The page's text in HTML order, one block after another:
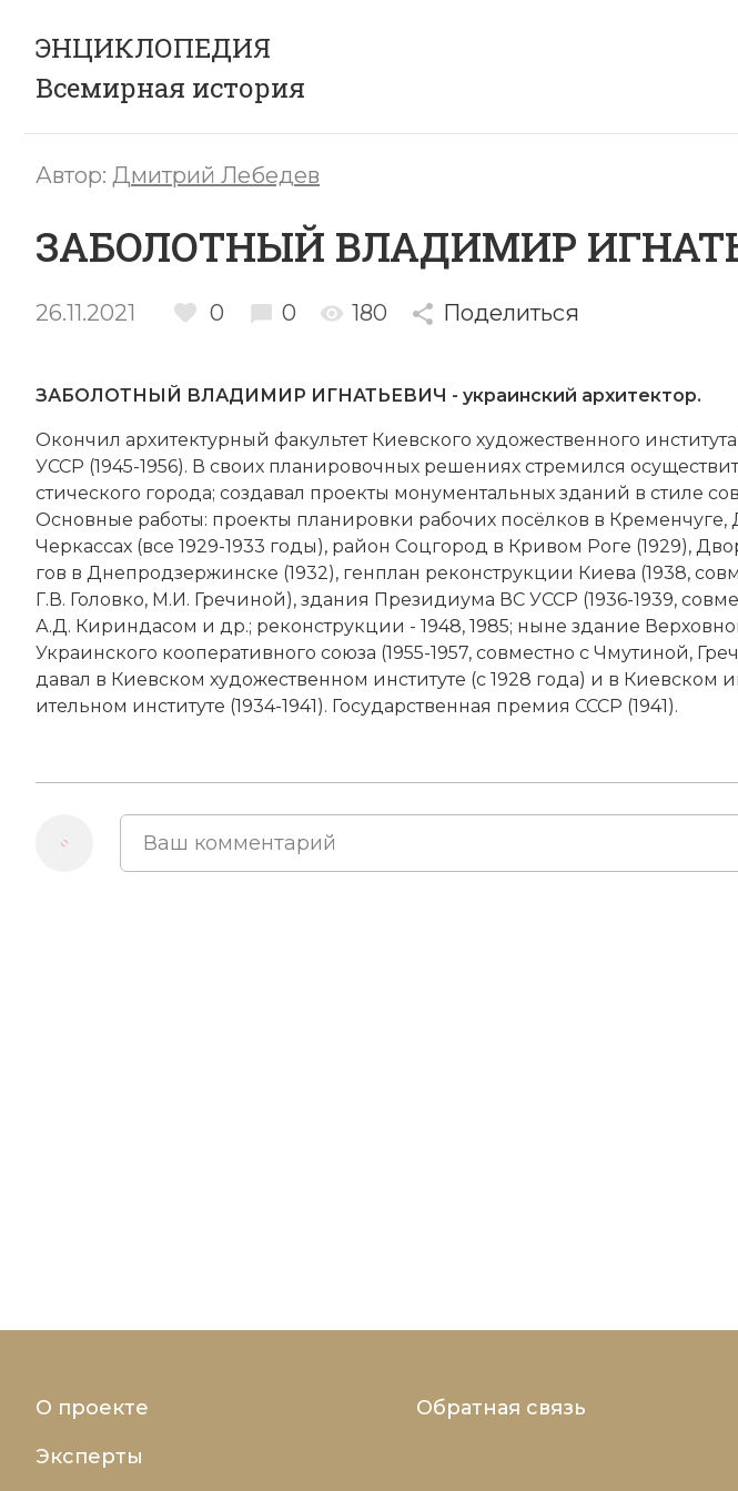
ЭНЦИКЛОПЕДИЯ
Всемирная история
Автор: Дмитрий Лебедев
ЗАБОЛОТНЫЙ ВЛАДИМИР
26.11.2021 0 0 180 Поделиться
ЗАБОЛОТНЫЙ ВЛАДИМИР ИГНАТЬЕВИЧ - украинский архитектор.
Окон­чил ар­хитектурный факультет Ки­ев­ско­го ху­дожественного
УССР (1945-1956). В сво­их пла­ни­ро­воч­ных ре­ше­ни­ях стре­мил­ся
стического го­ро­да; со­з­да­вал про­ек­ты мо­ну­мен­таль­ных зда­ний в сти­ле
Основные ра­бо­ты: про­ек­ты пла­ни­ров­ки ра­бо­чих по­сёл­ков в
Чер­кас­сах (все 1929-1933 годы), район Соц­го­род в Кри­вом Ро­ге (1929),
гов в Днеп­ро­дзер­жин­ске (1932), ген­план ре­кон­ст­рук­ции Кие­ва (1938,
Г.В. Го­лов­ко, М.И. Гре­чи­ной), зда­ния Пре­зи­диу­ма ВС УССР (1936-1939,
А.Д. Ки­рин­да­сом и др.; ре­кон­ст­рук­ции - 1948, 1985; ны­не зда­ние
Украинского коо­пе­ра­тив­но­го сою­за (1955-1957, совместно с Чму­ти­ной,
да­вал в Ки­ев­ском ху­дожественном институте (с 1928 года) и в Ки­ев­ском
ительном институте (1934-1941). Государственная премия СССР (1941).
О проекте
Эксперты
Обратная связь